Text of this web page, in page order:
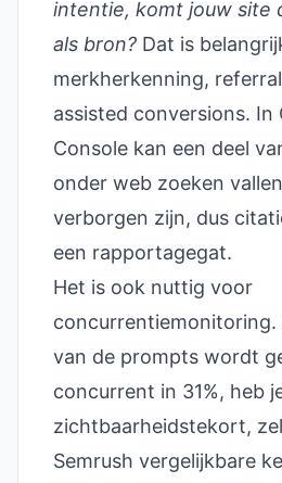
intentie, komt jouw site
als bron? Dat is
merkherkenning,
assisted conversions. In
Console kan een deel
onder web zoeken
verborgen zijn, dus
een rapportagegat.
Het is ook nuttig voor
concurrentiemonitoring.
van de prompts wordt
concurrent in 31%, heb
zichtbaarheidstekort,
Semrush vergelijkbare